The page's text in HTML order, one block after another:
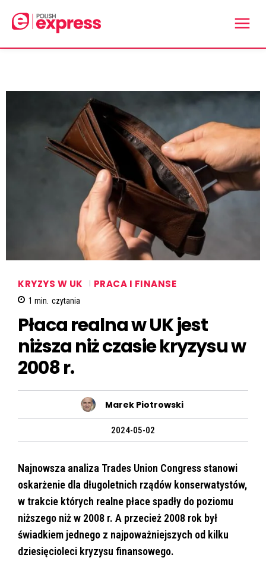
KRYZYS W UK PRACA I FINANSE
1 min. czytania
Płaca realna w UK jest
niższa niż czasie kryzysu w
2008 r.
Marek Piotrowski
2024-05-02
Najnowsza analiza Trades Union Congress stanowi
oskarżenie dla długoletnich rządów konserwatystów,
w trakcie których realne płace spadły do poziomu
niższego niż w 2008 r. A przecież 2008 rok był
świadkiem jednego z najpoważniejszych od kilku
dziesięcioleci kryzysu finansowego.